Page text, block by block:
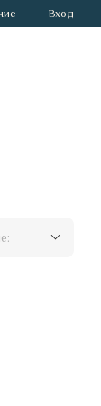
Вход